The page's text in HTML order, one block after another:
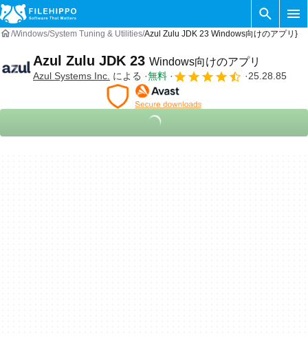
Windows System Tuning & Utilities Azul Zulu JDK 23 Windows向けのアプリ}
Azul Zulu JDK 23 Windows向けのアプリ
Azul Systems Inc. による 無料 25.28.85